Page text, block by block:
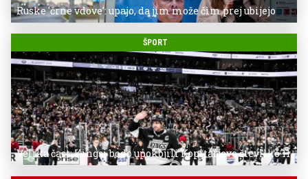
Ruske 'črne vdove': upajo, da jim može čim prej ubijejo
ŠPORT
Velika čast: Kingsi bodo upokojili Kopitarjevo številko 11